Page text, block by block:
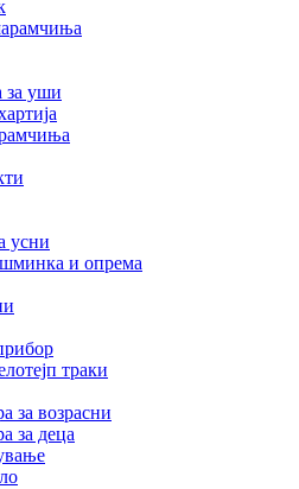
за уши
усни
и опрема
траки
за возрасни
за деца